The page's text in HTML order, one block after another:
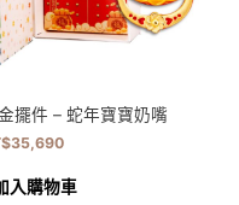
擺件 – 蛇年寶寶奶嘴
35,690
入購物車